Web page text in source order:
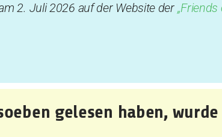
2. Juli 2026 auf der Website der
gelesen haben,